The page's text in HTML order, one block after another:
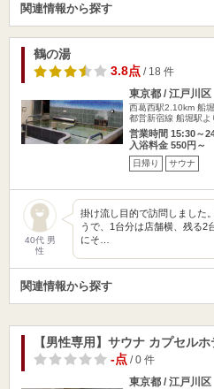
関連情報から探す
鶴の湯
3.8点/ 18 件
東京都 / 江戸川区
西葛西駅2.10km 船
都営新宿線 船堀駅よ
営業時間 15:30～
入浴料金 550円～
日帰り サウナ
40代 男
性
掛け流し目的で訪問しました
うで、1台分は店舗横、残る2
にそ…
関連情報から探す
【男性専用】サウナ カプセル
-点/ 0 件
東京都 / 江戸川区